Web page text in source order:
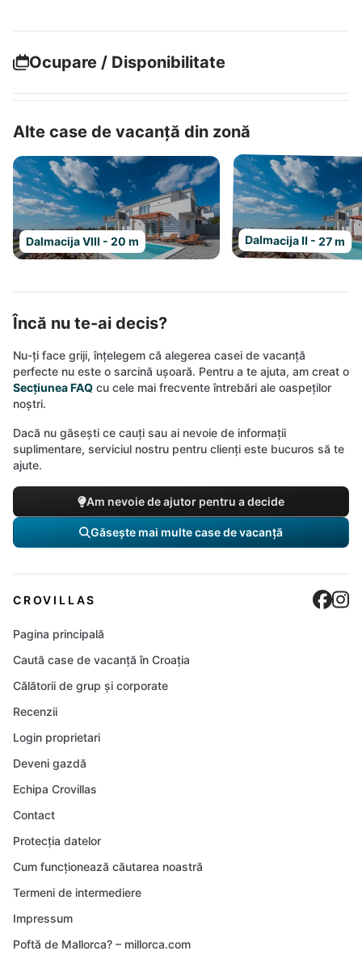
Ocupare / Disponibilitate
Alte case de vacanță din zonă
Dalmacija VIII - 20 m Dalmacija II - 27 m
Încă nu te-ai decis?
Nu-ți face griji, înțelegem că alegerea casei de vacanță
perfecte nu este o sarcină ușoară. Pentru a te ajuta, am creat o
Secțiunea FAQ cu cele mai frecvente întrebări ale oaspeților
noștri.
Dacă nu găsești ce cauți sau ai nevoie de informații
suplimentare, serviciul nostru pentru clienți este bucuros să te
ajute.
Am nevoie de ajutor pentru a decide
Găsește mai multe case de vacanță
CROVILLAS
Pagina principală
Caută case de vacanță în Croația
Călătorii de grup și corporate
Recenzii
Login proprietari
Deveni gazdă
Echipa Crovillas
Contact
Protecția datelor
Cum funcționează căutarea noastră
Termeni de intermediere
Impressum
Poftă de Mallorca? – millorca.com